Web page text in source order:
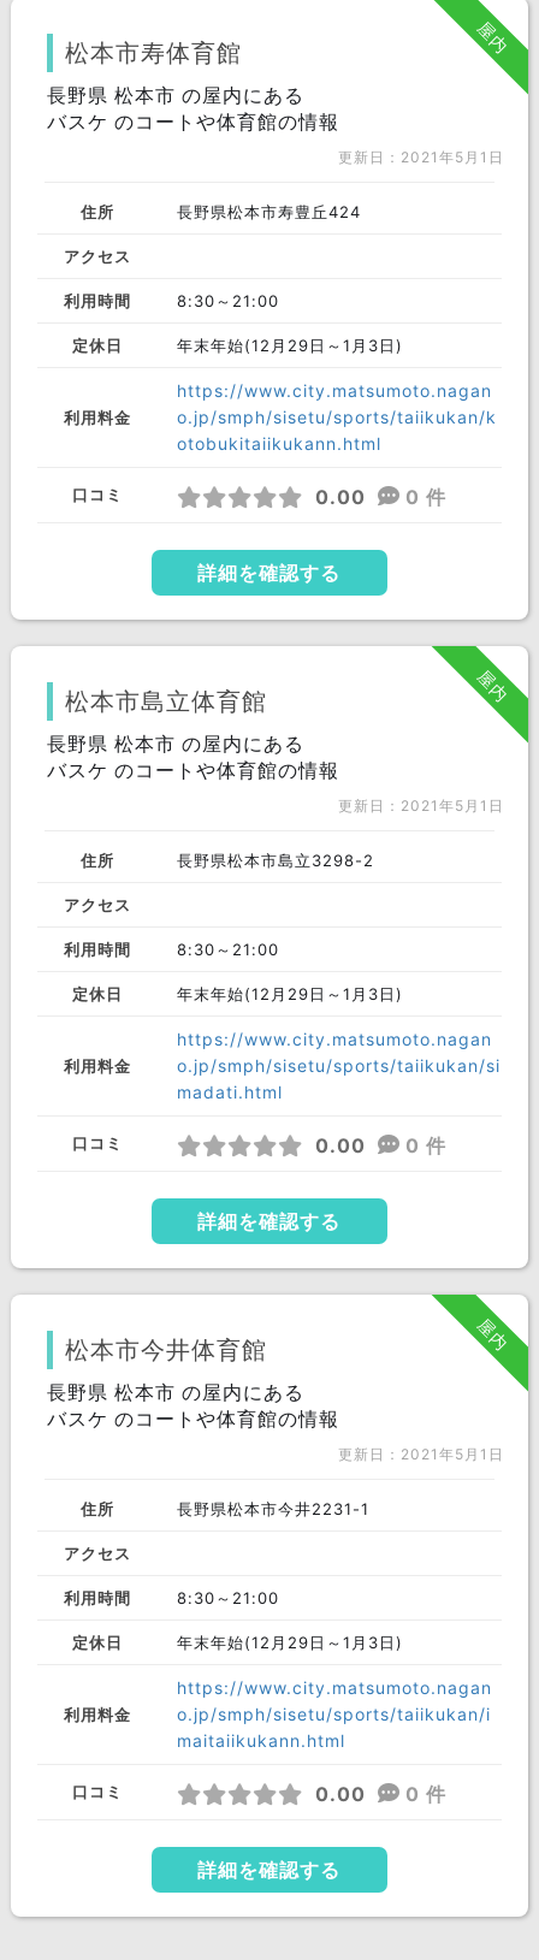
屋内
松本市寿体育館
長野県 松本市 の屋内にある
バスケ のコートや体育館の情報
更新日：2021年5月1日
住所 長野県松本市寿豊丘424
アクセス
利用時間 8:30～21:00
定休日 年末年始(12月29日～1月3日)
利用料金
https://www.city.matsumoto.nagan
o.jp/smph/sisetu/sports/taiikukan/k
otobukitaiikukann.html
口コミ 0.00 0 件
詳細を確認する
屋内
松本市島立体育館
長野県 松本市 の屋内にある
バスケ のコートや体育館の情報
更新日：2021年5月1日
住所 長野県松本市島立3298-2
アクセス
利用時間 8:30～21:00
定休日 年末年始(12月29日～1月3日)
利用料金
https://www.city.matsumoto.nagan
o.jp/smph/sisetu/sports/taiikukan/si
madati.html
口コミ 0.00 0 件
詳細を確認する
屋内
松本市今井体育館
長野県 松本市 の屋内にある
バスケ のコートや体育館の情報
更新日：2021年5月1日
住所 長野県松本市今井2231-1
アクセス
利用時間 8:30～21:00
定休日 年末年始(12月29日～1月3日)
利用料金
https://www.city.matsumoto.nagan
o.jp/smph/sisetu/sports/taiikukan/i
maitaiikukann.html
口コミ 0.00 0 件
詳細を確認する